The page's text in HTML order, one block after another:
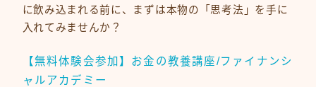
に飲み込まれる前に、まずは本物の「思考法」を手に
入れてみませんか？
【無料体験会参加】お金の教養講座/ファイナンシ
ャルアカデミー